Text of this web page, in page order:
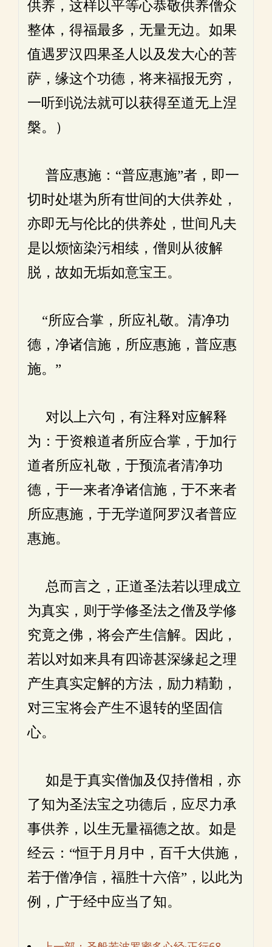
供养，这样以平等心恭敬供养僧众
整体，得福最多，无量无边。如果
值遇罗汉四果圣人以及发大心的菩
萨，缘这个功德，将来福报无穷，
一听到说法就可以获得至道无上涅
槃。）
普应惠施：“普应惠施”者，即一
切时处堪为所有世间的大供养处，
亦即无与伦比的供养处，世间凡夫
是以烦恼染污相续，僧则从彼解
脱，故如无垢如意宝王。
“所应合掌，所应礼敬。清净功
德，净诸信施，所应惠施，普应惠
施。”
对以上六句，有注释对应解释
为：于资粮道者所应合掌，于加行
道者所应礼敬，于预流者清净功
德，于一来者净诸信施，于不来者
所应惠施，于无学道阿罗汉者普应
惠施。
总而言之，正道圣法若以理成立
为真实，则于学修圣法之僧及学修
究竟之佛，将会产生信解。因此，
若以对如来具有四谛甚深缘起之理
产生真实定解的方法，励力精勤，
对三宝将会产生不退转的坚固信
心。
如是于真实僧伽及仅持僧相，亦
了知为圣法宝之功德后，应尽力承
事供养，以生无量福德之故。如是
经云：“恒于月月中，百千大供施，
若于僧净信，福胜十六倍”，以此为
例，广于经中应当了知。